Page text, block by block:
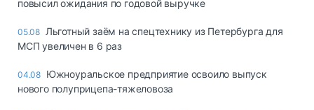
повысил ожидания по годовой выручке
05.08 Льготный заём на спецтехнику из Петербурга для
МСП увеличен в 6 раз
04.08 Южноуральское предприятие освоило выпуск
нового полуприцепа-тяжеловоза